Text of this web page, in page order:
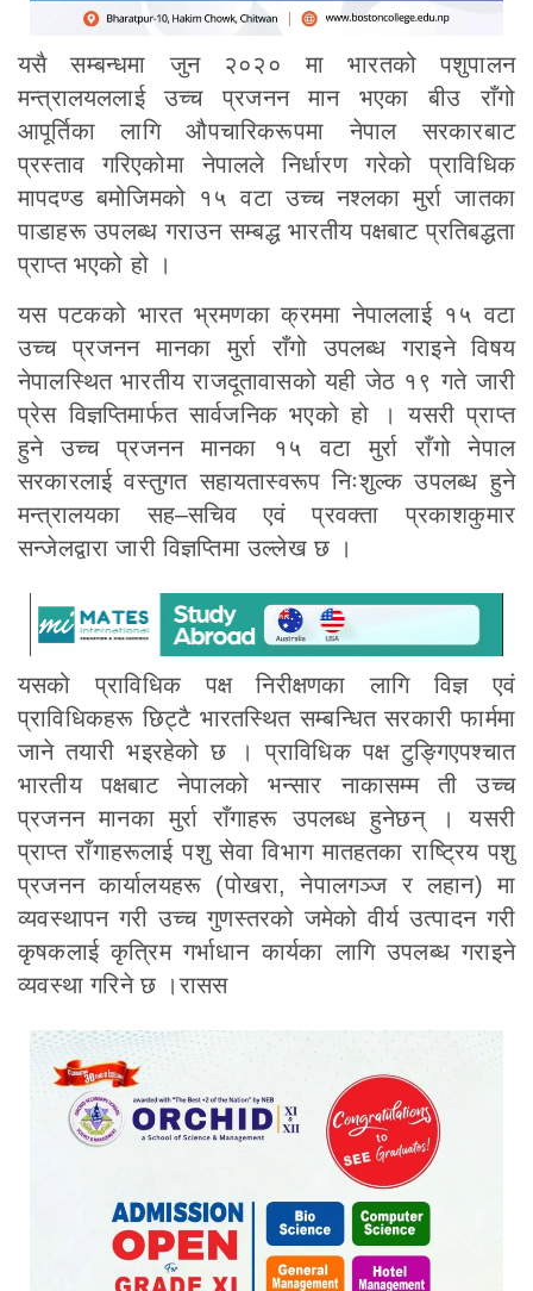
यसै सम्बन्धमा जुन २०२० मा भारतको पशुपालन
मन्त्रालयललाई उच्च प्रजनन मान भएका बीउ राँगो
आपूर्तिका लागि औपचारिकरूपमा नेपाल सरकारबाट
प्रस्ताव गरिएकोमा नेपालले निर्धारण गरेको प्राविधिक
मापदण्ड बमोजिमको १५ वटा उच्च नश्लका मुर्रा जातका
पाडाहरू उपलब्ध गराउन सम्बद्ध भारतीय पक्षबाट प्रतिबद्धता
प्राप्त भएको हो ।
यस पटकको भारत भ्रमणका क्रममा नेपाललाई १५ वटा
उच्च प्रजनन मानका मुर्रा राँगो उपलब्ध गराइने विषय
नेपालस्थित भारतीय राजदूतावासको यही जेठ १९ गते जारी
प्रेस विज्ञप्तिमार्फत सार्वजनिक भएको हो । यसरी प्राप्त
हुने उच्च प्रजनन मानका १५ वटा मुर्रा राँगो नेपाल
सरकारलाई वस्तुगत सहायतास्वरूप निःशुल्क उपलब्ध हुने
मन्त्रालयका सह–सचिव एवं प्रवक्ता प्रकाशकुमार
सन्जेलद्वारा जारी विज्ञप्तिमा उल्लेख छ ।
यसको प्राविधिक पक्ष निरीक्षणका लागि विज्ञ एवं
प्राविधिकहरू छिट्टै भारतस्थित सम्बन्धित सरकारी फार्ममा
जाने तयारी भइरहेको छ । प्राविधिक पक्ष टुङ्गिएपश्चात
भारतीय पक्षबाट नेपालको भन्सार नाकासम्म ती उच्च
प्रजनन मानका मुर्रा राँगाहरू उपलब्ध हुनेछन् । यसरी
प्राप्त राँगाहरूलाई पशु सेवा विभाग मातहतका राष्ट्रिय पशु
प्रजनन कार्यालयहरू (पोखरा, नेपालगञ्ज र लहान) मा
व्यवस्थापन गरी उच्च गुणस्तरको जमेको वीर्य उत्पादन गरी
कृषकलाई कृत्रिम गर्भाधान कार्यका लागि उपलब्ध गराइने
व्यवस्था गरिने छ ।रासस